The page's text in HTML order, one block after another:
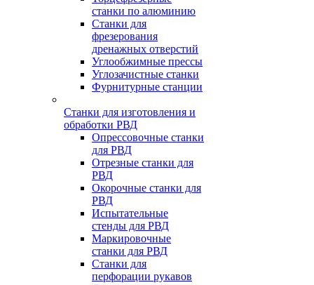
станки по алюминию
Станки для
фрезерования
дренажных отверстий
Углообжимные прессы
Углозачистные станки
Фурнитурные станции
Станки для изготовления и
обработки РВД
Опрессовочные станки
для РВД
Отрезные станки для
РВД
Окорочные станки для
РВД
Испытательные
стенды для РВД
Маркировочные
станки для РВД
Станки для
перфорации рукавов